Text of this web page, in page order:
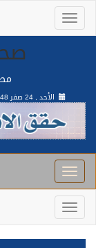
الأحد , 24 صفر 1448 هـ ,